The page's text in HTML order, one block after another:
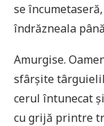
se
îndrăzneala
Amurgise.
sfârșite
cerul întunecat
cu grijă printre